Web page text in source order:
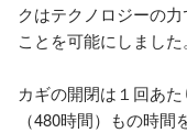
クはテクノロジーの
ことを可能にしました。
カギの開閉は１回あ
（480時間）もの時